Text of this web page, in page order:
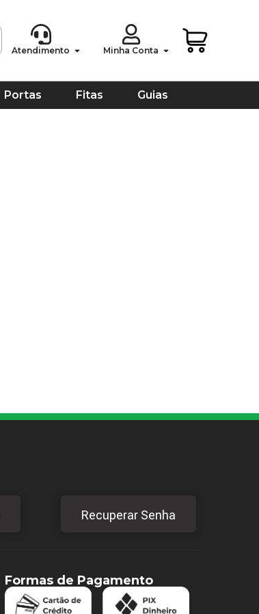
Atendimento Minha Conta
Portas Fitas Guias
Recuperar Senha
Formas de Pagamento